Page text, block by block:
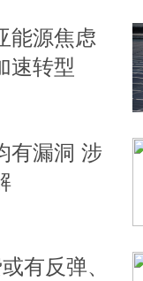
能源焦虑
速转型
有漏洞 涉
有反弹、